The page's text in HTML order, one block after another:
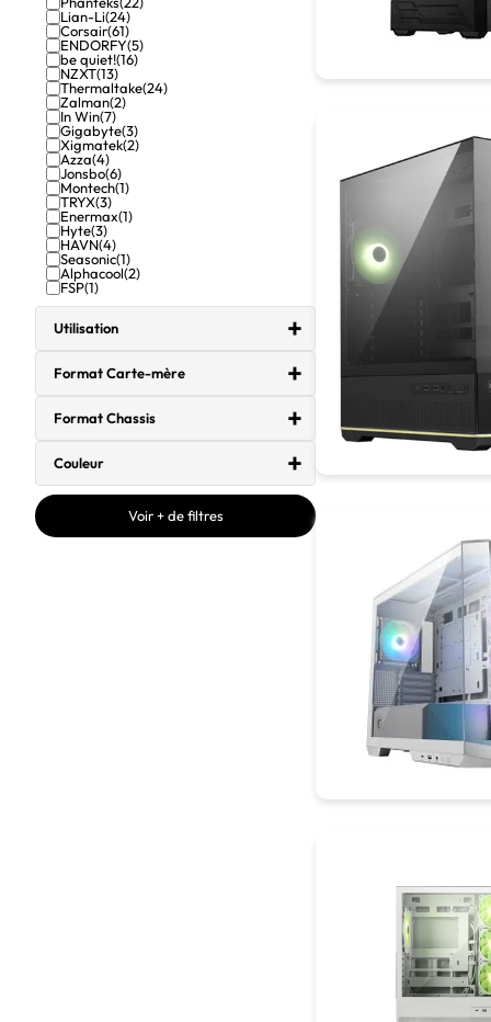
Lian-Li(24)
Corsair(61)
ENDORFY(5)
be quiet!(16)
NZXT(13)
Thermaltake(24)
Zalman(2)
In Win(7)
Gigabyte(3)
Xigmatek(2)
Azza(4)
Jonsbo(6)
Montech(1)
TRYX(3)
Enermax(1)
Hyte(3)
HAVN(4)
Seasonic(1)
Alphacool(2)
FSP(1)
Utilisation
Format Carte-mère
Format Chassis
Couleur
Voir + de filtres